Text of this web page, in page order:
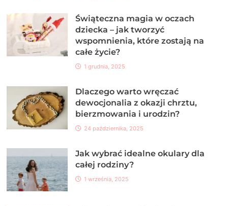
Świąteczna magia w oczach
dziecka – jak tworzyć
wspomnienia, które zostają na
całe życie?
1 grudnia, 2025
Dlaczego warto wręczać
dewocjonalia z okazji chrztu,
bierzmowania i urodzin?
24 października, 2025
Jak wybrać idealne okulary dla
całej rodziny?
1 września, 2025